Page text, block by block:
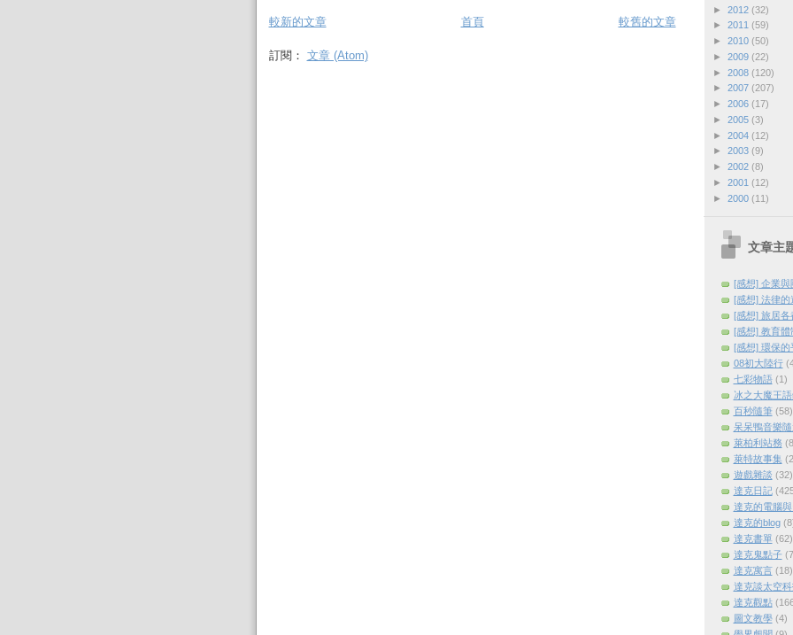
較新的文章 較舊的文章
首頁
訂閱： 文章 (Atom)
► 2012 (32)
► 2011 (59)
► 2010 (50)
► 2009 (22)
► 2008 (120)
► 2007 (207)
► 2006 (17)
► 2005 (3)
► 2004 (12)
► 2003 (9)
► 2002 (8)
► 2001 (12)
► 2000 (11)
文章主
[感想] 企業與
[感想] 法律的
[感想] 旅居各
[感想] 教育體
[感想] 環保的
08初大陸行
七彩物語 (1)
冰之大魔王
百秒隨筆 (58)
呆呆鴨音樂隨
萊柏利站務
萊特故事集
遊戲雜談 (32)
達克日記
達克的電腦
達克的blog
達克書單 (62)
達克鬼點子
達克寓言 (18)
達克談太空
達克觀點
圖文教學 (4)